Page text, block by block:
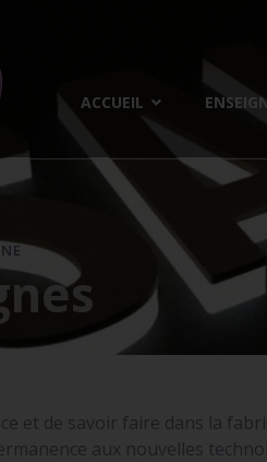
ACCUEIL
et de savoir faire dans la
aux nouvelles